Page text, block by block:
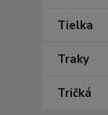
Tielka
Traky
Tričká